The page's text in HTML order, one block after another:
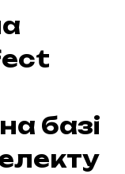
базі